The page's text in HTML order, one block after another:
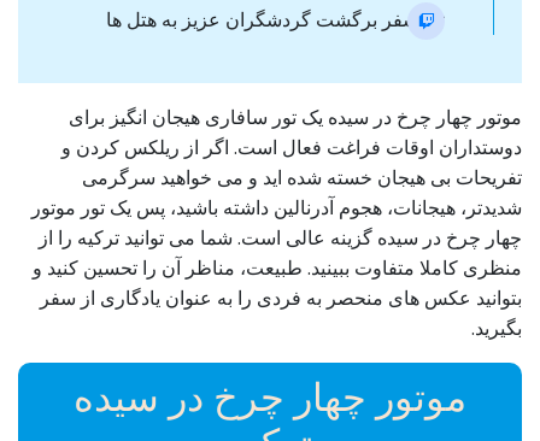
ترانسفر برگشت گردشگران عزیز به هتل ها
موتور چهار چرخ در سیده یک تور سافاری هیجان انگیز برای
دوستداران اوقات فراغت فعال است. اگر از ریلکس کردن و
تفریحات بی هیجان خسته شده اید و می خواهید سرگرمی
شدیدتر، هیجانات، هجوم آدرنالین داشته باشید، پس یک تور موتور
چهار چرخ در سیده گزینه عالی است. شما می توانید ترکیه را از
منظری کاملا متفاوت ببینید. طبیعت، مناظر آن را تحسین کنید و
بتوانید عکس های منحصر به فردی را به عنوان یادگاری از سفر
بگیرید.
موتور چهار چرخ در سیده